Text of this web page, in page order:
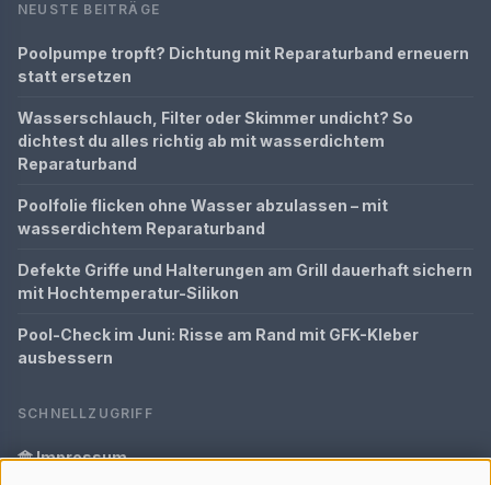
NEUSTE BEITRÄGE
Poolpumpe tropft? Dichtung mit Reparaturband erneuern
statt ersetzen
Wasserschlauch, Filter oder Skimmer undicht? So
dichtest du alles richtig ab mit wasserdichtem
Reparaturband
Poolfolie flicken ohne Wasser abzulassen – mit
wasserdichtem Reparaturband
Defekte Griffe und Halterungen am Grill dauerhaft sichern
mit Hochtemperatur-Silikon
Pool-Check im Juni: Risse am Rand mit GFK-Kleber
ausbessern
SCHNELLZUGRIFF
Impressum